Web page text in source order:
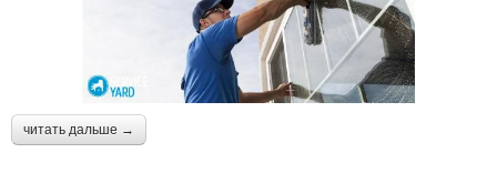
читать дальше →